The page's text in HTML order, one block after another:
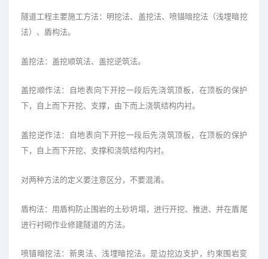
隧道工程主要施工方法：明挖法、盖挖法、喷锚暗挖法（浅埋暗挖
法）、盾构法。
盖挖法：盖挖顺筑法、盖挖逆筑法。
盖挖顺作法：自地表向下开挖一段后先浇筑顶板，在顶板的保护
下，自上而下开挖、支撑，由下而上浇筑结构内衬。
盖挖逆作法：自地表向下开挖一段后先浇筑顶板，在顶板的保护
下，自上而下开挖、支撑和浇筑结构内衬。
对两种方法的定义要注意区分，不要混淆。
盾构法：用盾构防止围岩的土砂坍塌，进行开挖、推进、并在盾尾
进行衬砌作业修建隧道的方法。
喷锚暗挖法：新奥法、浅埋暗挖法。是边挖边支护，约束围岩变